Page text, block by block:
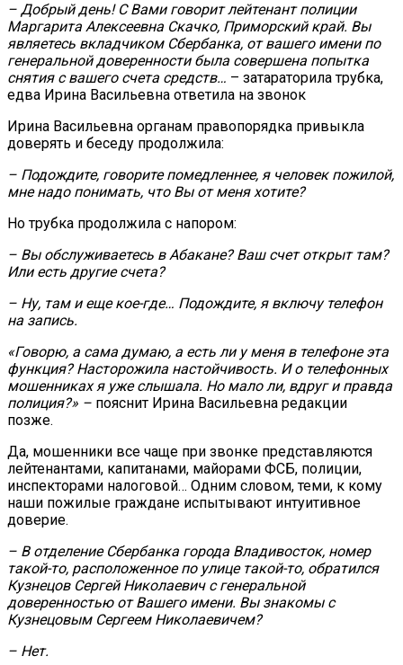
– Добрый день! С Вами говорит лейтенант полиции
Маргарита Алексеевна Скачко, Приморский край. Вы
являетесь вкладчиком Сбербанка, от вашего имени по
генеральной доверенности была совершена попытка
снятия с вашего счета средств… – затараторила трубка,
едва Ирина Васильевна ответила на звонок
Ирина Васильевна органам правопорядка привыкла
доверять и беседу продолжила:
– Подождите, говорите помедленнее, я человек пожилой,
мне надо понимать, что Вы от меня хотите?
Но трубка продолжила с напором:
– Вы обслуживаетесь в Абакане? Ваш счет открыт там?
Или есть другие счета?
– Ну, там и еще кое-где… Подождите, я включу телефон
на запись.
«Говорю, а сама думаю, а есть ли у меня в телефоне эта
функция? Насторожила настойчивость. И о телефонных
мошенниках я уже слышала. Но мало ли, вдруг и правда
полиция?» – пояснит Ирина Васильевна редакции
позже.
Да, мошенники все чаще при звонке представляются
лейтенантами, капитанами, майорами ФСБ, полиции,
инспекторами налоговой… Одним словом, теми, к кому
наши пожилые граждане испытывают интуитивное
доверие.
– В отделение Сбербанка города Владивосток, номер
такой-то, расположенное по улице такой-то, обратился
Кузнецов Сергей Николаевич с генеральной
доверенностью от Вашего имени. Вы знакомы с
Кузнецовым Сергеем Николаевичем?
– Нет.